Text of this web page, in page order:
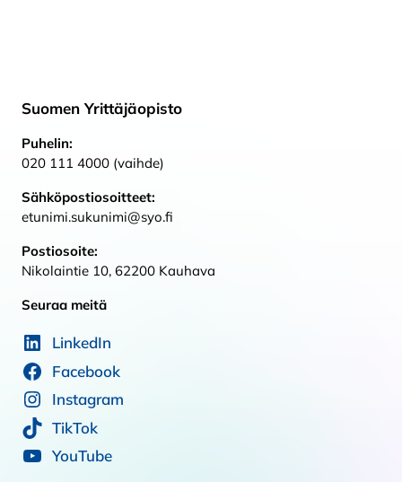
Suomen Yrittäjäopisto
Puhelin:
020 111 4000 (vaihde)
Sähköpostiosoitteet:
etunimi.sukunimi@syo.fi
Postiosoite:
Nikolaintie 10, 62200 Kauhava
Seuraa meitä
LinkedIn
Facebook
Instagram
TikTok
YouTube